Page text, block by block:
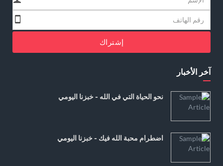
إشتراك
آخر الأخبار
نحو الحياة التي في الله - خبزنا اليومي
اضطرام محبة الله فيك - خبزنا اليومي